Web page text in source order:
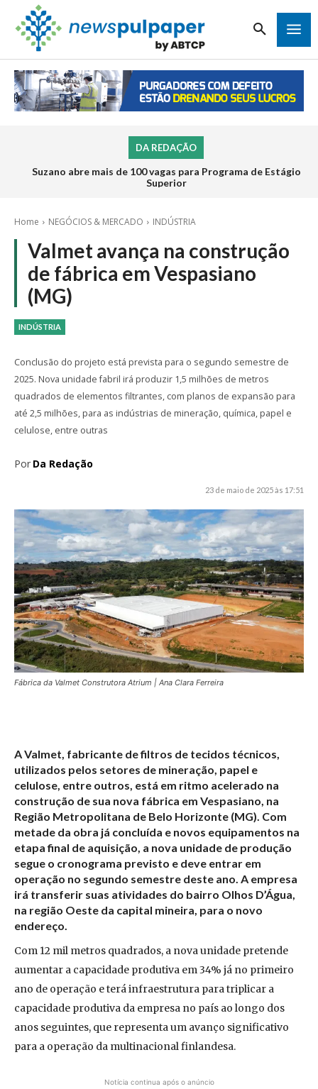
DA REDAÇÃO
Suzano abre mais de 100 vagas para Programa de Estágio
Superior
Home NEGÓCIOS & MERCADO INDÚSTRIA
Valmet avança na construção
de fábrica em Vespasiano
(MG)
INDÚSTRIA
Conclusão do projeto está prevista para o segundo semestre de
2025. Nova unidade fabril irá produzir 1,5 milhões de metros
quadrados de elementos filtrantes, com planos de expansão para
até 2,5 milhões, para as indústrias de mineração, química, papel e
celulose, entre outras
Por Da Redação
23 de maio de 2025 às 17:51
Fábrica da Valmet Construtora Atrium | Ana Clara Ferreira
A Valmet, fabricante de filtros de tecidos técnicos,
utilizados pelos setores de mineração, papel e
celulose, entre outros, está em ritmo acelerado na
construção de sua nova fábrica em Vespasiano, na
Região Metropolitana de Belo Horizonte (MG). Com
metade da obra já concluída e novos equipamentos na
etapa final de aquisição, a nova unidade de produção
segue o cronograma previsto e deve entrar em
operação no segundo semestre deste ano. A empresa
irá transferir suas atividades do bairro Olhos D’Água,
na região Oeste da capital mineira, para o novo
endereço.
Com 12 mil metros quadrados, a nova unidade pretende
aumentar a capacidade produtiva em 34% já no primeiro
ano de operação e terá infraestrutura para triplicar a
capacidade produtiva da empresa no país ao longo dos
anos seguintes, que representa um avanço significativo
para a operação da multinacional finlandesa.
Notícia continua após o anúncio